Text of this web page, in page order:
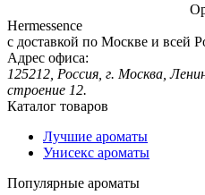
Hermessence
с доставкой по Москве и всей
Адрес офиса:
125212, Россия, г. Москва,
строение 12.
Каталог товаров
Лучшие ароматы
Унисекс ароматы
Популярные ароматы